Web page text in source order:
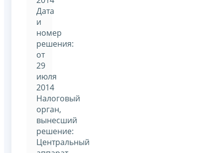
Дата
и
номер
решения:
от
29
июля
2014
Налоговый
орган,
вынесший
решение:
Центральный